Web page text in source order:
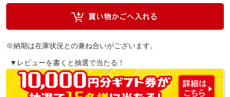
※納期は在庫状況との兼ね合いがございます。
▼レビューを書くと抽選で当たる！